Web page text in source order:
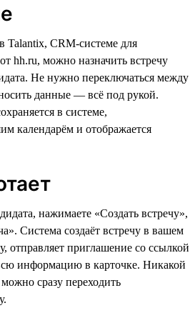
Talantix, CRM-cистеме для
hh.ru, можно назначить встречу
Не нужно переключаться между
данные — всё под рукой.
в системе,
календарём и отображается
нажимаете «Создать встречу»,
Система создаёт встречу в вашем
отправляет приглашение со ссылкой
информацию в карточке. Никакой
сразу переходить